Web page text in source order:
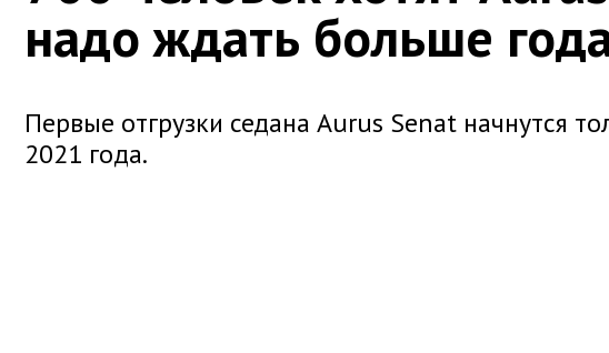
надо ждать больше
Первые отгрузки седана Aurus Senat начнутся
2021 года.